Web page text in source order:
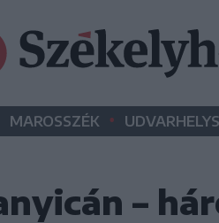
MAROSSZÉK •
–